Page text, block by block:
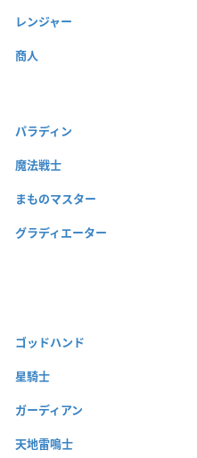
レンジャー
商人
パラディン
魔法戦士
まものマスター
グラディエーター
ゴッドハンド
星騎士
ガーディアン
天地雷鳴士